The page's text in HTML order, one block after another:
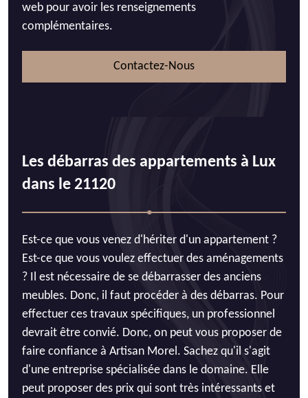
web pour avoir les renseignements
complémentaires.
Contactez-Nous
Les débarras des appartements à Lux
dans le 21120
Est-ce que vous venez d'hériter d'un appartement ?
Est-ce que vous voulez effectuer des aménagements
? Il est nécessaire de se débarrasser des anciens
meubles. Donc, il faut procéder à des débarras. Pour
effectuer ces travaux spécifiques, un professionnel
devrait être convié. Donc, on peut vous proposer de
faire confiance à Artisan Morel. Sachez qu'il s'agit
d'une entreprise spécialisée dans le domaine. Elle
peut proposer des prix qui sont très intéressants et